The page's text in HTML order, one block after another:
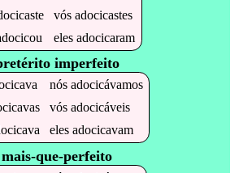
vósadocicastes
elesadocicaram
imperfeito
nós adocicávamos
vós adocicáveis
eles adocicavam
mais-que-perfeito